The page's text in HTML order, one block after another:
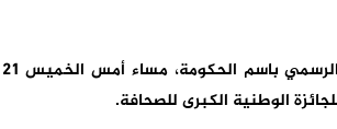
استقبل الحسن عبيابة، وزير الثقافة والشباب والرياضة، الناطق الرسمي باسم الحكومة، مساء أمس الخميس 21
الوطنية الكبرى للصحافة.